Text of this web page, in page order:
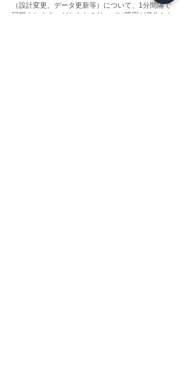
（設計変更、データ更新等）について、1分間隔で
同期されます。どちらかのサーバに障害が発生した